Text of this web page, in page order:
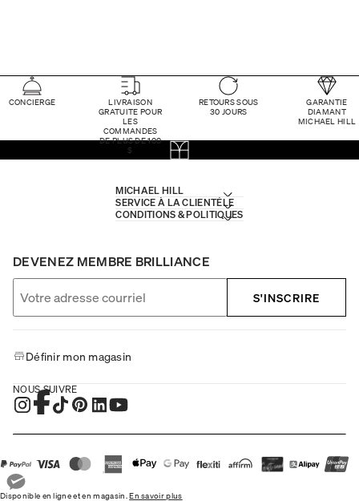
CONCIERGE
LIVRAISON
GRATUITE POUR
LES
COMMANDES
DE PLUS DE 100
$
RETOURS SOUS
30 JOURS
GARANTIE
DIAMANT
MICHAEL HILL
MICHAEL HILL
SERVICE À LA CLIENTÈLE
CONDITIONS & POLITIQUES
DEVENEZ MEMBRE BRILLIANCE
S'INSCRIRE
Définir mon magasin
NOUS SUIVRE
Disponible en ligne et en magasin.En savoir plus